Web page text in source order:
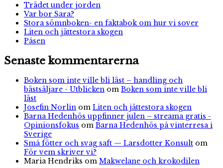
Trädet under jorden
Var bor Sara?
Stora sömnboken- en faktabok om hur vi sover
Liten och jättestora skogen
Påsen
Senaste kommentarerna
Boken som inte ville bli läst – handling och
bästsäljare - Utblicken om Boken som inte ville bli
läst
Josefin Norlin om Liten och jättestora skogen
Barna Hedenhös uppfinner julen – streama gratis -
Opinionsfokus om Barna Hedenhös på vinterresa i
Sverige
Små fötter och svag saft — Larsdotter Konsult om
För vem skriver vi?
Maria Hendriks om Makwelane och krokodilen